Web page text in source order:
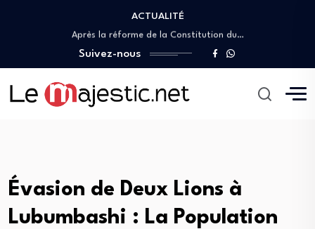
ACTUALITÉ
Christian Bosembe frappe fort : « TikTok…
Après la réforme de la Constitution du…
GENOCOST : Yannick Nzonde Mulundu porte la…
Première sortie médiatique de Christophe Bitasimwa Bahii…
IGF : Christophe Bitasimwa dévoile un plan…
Christian Bosembe frappe fort : « TikTok…
Suivez-nous
Évasion de Deux Lions à
Lubumbashi : La Population